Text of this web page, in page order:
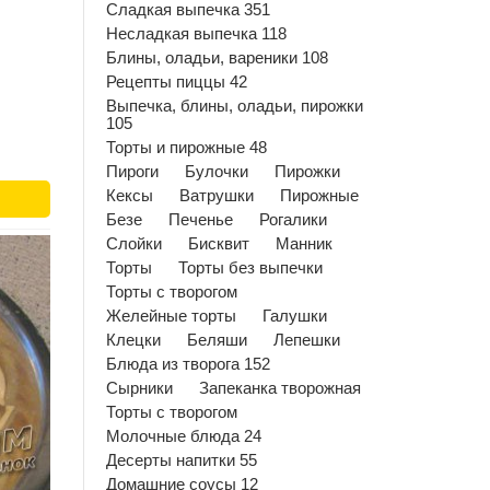
Сладкая выпечка 351
Несладкая выпечка 118
Блины, оладьи, вареники 108
Рецепты пиццы 42
Выпечка, блины, оладьи, пирожки
105
Торты и пирожные 48
Пироги
Булочки
Пирожки
Кексы
Ватрушки
Пирожные
Безе
Печенье
Рогалики
Слойки
Бисквит
Манник
Торты
Торты без выпечки
Торты с творогом
Желейные торты
Галушки
Клецки
Беляши
Лепешки
Блюда из творога 152
Сырники
Запеканка творожная
Торты с творогом
Молочные блюда 24
Десерты напитки 55
Домашние соусы 12